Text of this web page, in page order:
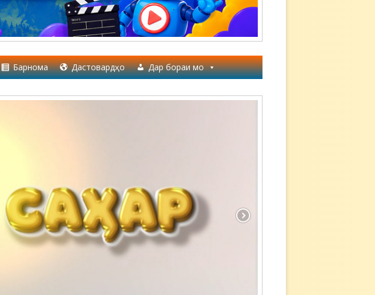
Барнома Дастовардҳо Дар бораи мо